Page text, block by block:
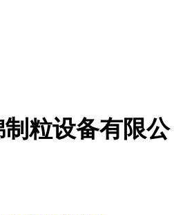
粒设备有限公